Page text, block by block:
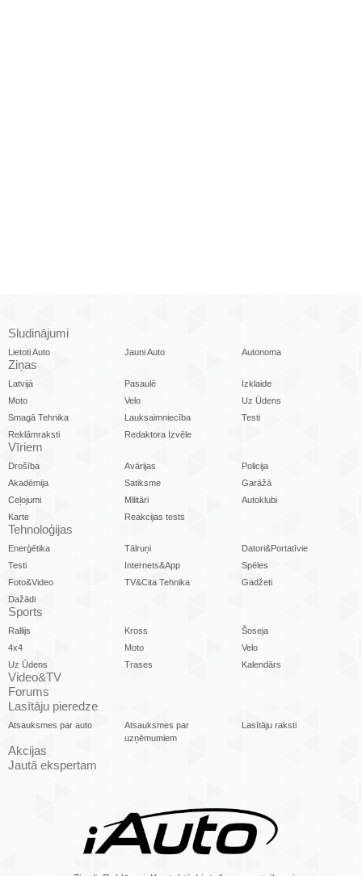
Sludinājumi
Lietoti Auto Jauni Auto Autonoma
Ziņas
Latvijā Pasaulē
Izklaide
Moto
Velo
Uz Ūdens
Smagā Tehnika
Lauksaimniecība
Testi
Reklāmraksti
Redaktora Izvēle
Vīriem
Drošība Avārijas
Policija
Akadēmija
Satiksme
Garāžā
Ceļojumi
Militāri
Autoklubi
Karte
Reakcijas tests
Tehnoloģijas
Enerģētika Tālruņi
Datori&Portatīvie
Testi
Internets&App
Spēles
Foto&Video
TV&Cita Tehnika
Gadžeti
Dažādi
Sports
Rallijs Kross
Šoseja
4x4
Moto
Velo
Uz Ūdens
Trases Kalendārs
Video&TV
Forums
Lasītāju pieredze
Atsauksmes par auto
Atsauksmes par
uzņēmumiem
Lasītāju raksti
Akcijas
Jautā ekspertam